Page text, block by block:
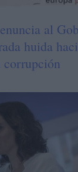
al
huida
corrupción